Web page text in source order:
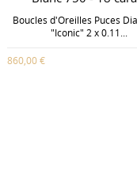
Boucles d'Oreilles Puces
"Iconic" 2 x 0.11...
860,00 €